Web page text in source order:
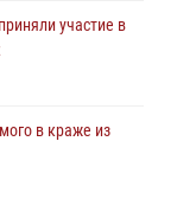
участие в
в краже из